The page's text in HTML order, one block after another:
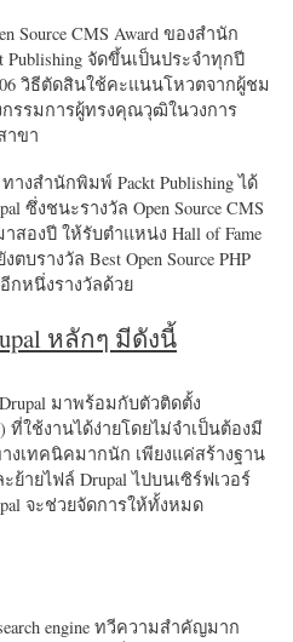
Source CMS Award ของสำนัก
Publishing จัดขึ้นเป็นประจำทุกปี
วิธีตัดสินใช้คะแนนโหวตจากผู้ชม
รรมการผู้ทรงคุณวุฒิในวงการ
าขา
างสำนักพิมพ์ Packt Publishing ได้
ซึ่งชนะรางวัล Open Source CMS
สองปี ให้รับตำแหน่ง Hall of Fame
บรางวัล Best Open Source PHP
กหนึ่งรางวัลด้วย
หลักๆ มีดังนี้
มาพร้อมกับตัวติดตั้ง
ที่ใช้งานได้ง่ายโดยไม่จำเป็นต้องมี
งเทคนิคมากนัก เพียงแค่สร้างฐาน
ย้ายไฟล์ Drupal ไปบนเซิร์ฟเวอร์
จะช่วยจัดการให้ทั้งหมด
engine ทวีความสำคัญมาก